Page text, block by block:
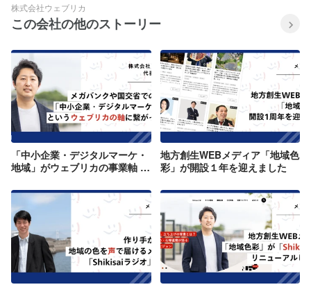
株式会社ウェブリカ
この会社の他のストーリー
「中小企業・デジタルマーケ・
地域」がウェブリカの事業軸 〜
地方創生WEBメディア「地域色
彩」が開設１年を迎えました